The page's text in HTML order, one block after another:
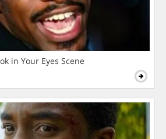
in Your Eyes Scene